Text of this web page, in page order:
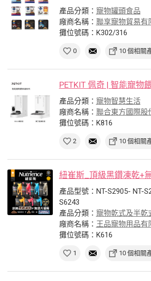
產品分類： 寵物罐頭食品
廠商名稱： 聯享寵物貿易有
攤位號碼：K302/316
0 10 個相關
PETKIT 佩奇 | 智能寵物
產品分類： 寵物智慧生活
廠商名稱： 聯合東方國際股
攤位號碼：K816
2 10 個相關
紐崔斯_頂級黑鑽凍乾+
產品型號：NT-S2905- NT-
S6243
產品分類： 寵物乾式及半乾
廠商名稱： 王品寵物用品有
攤位號碼：K616
1 10 個相關